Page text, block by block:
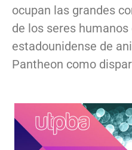
ocupan las grandes
de los seres humanos
estadounidense de
Pantheon como